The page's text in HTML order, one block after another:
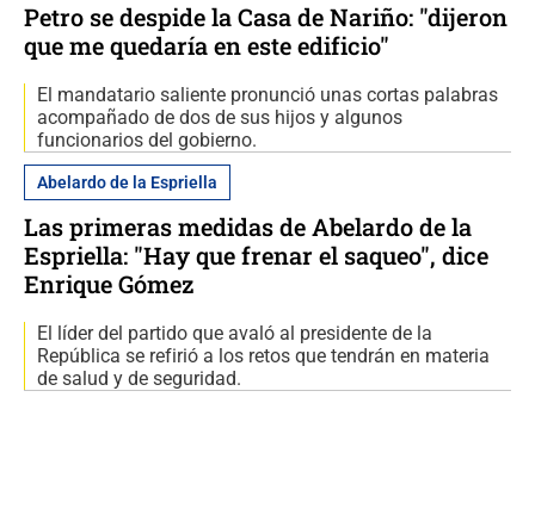
Petro se despide la Casa de Nariño: "dijeron
que me quedaría en este edificio"
El mandatario saliente pronunció unas cortas palabras
acompañado de dos de sus hijos y algunos
funcionarios del gobierno.
Abelardo de la Espriella
Las primeras medidas de Abelardo de la
Espriella: "Hay que frenar el saqueo", dice
Enrique Gómez
El líder del partido que avaló al presidente de la
República se refirió a los retos que tendrán en materia
de salud y de seguridad.